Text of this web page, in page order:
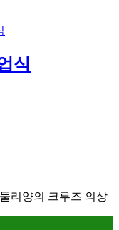
식
리양의 크루즈 의상